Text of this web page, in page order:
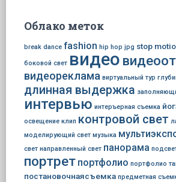
Облако меток
break dance fashion hip hop jpg stop
боковой свет видео
видеореклама виртуальный тур
длинная выдержка
интервью интеръерная съемка
освещение клип контровой свет
моделирующий свет музыка
свет направленный свет панорама
портрет портфолио портфолио
постановочнаясъемка предметная